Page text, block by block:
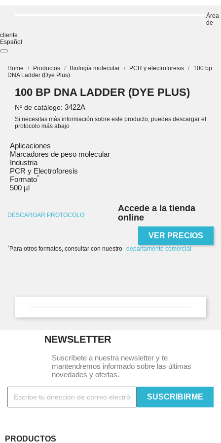
Área
de
cliente
Español
Home Productos Biología molecular PCR y electroforesis
100 bp
DNA Ladder (Dye Plus)
100 BP DNA LADDER (DYE PLUS)
Nº de catálogo: 3422A
Si necesitas más información sobre este producto, puedes descargar el
protocolo más abajo
Aplicaciones
Marcadores de peso molecular
Industria
PCR y Electroforesis
Formato*
500 µl
DESCARGAR PROTOCOLO
Accede a la tienda
online
VER PRECIOS
* Para otros formatos, consultar con nuestro departamento comercial
NEWSLETTER
Suscríbete a nuestra newsletter y te
mantendremos informado sobre las últimas
novedades y ofertas.
PRODUCTOS